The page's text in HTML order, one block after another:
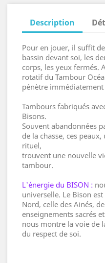
Description
Pour en jouer, il suffit
bassin devant soi, les
corps, les yeux fermés.
rotatif du Tambour
pénètre immédiatement
Tambours fabriqués
Bisons.
Souvent abandonnées
de la chasse, ces
rituel,
trouvent une nouvelle
tambour.
L'énergie du BISON :
universelle. Le Bison
Nord, celle des Ainés,
enseignements sacrés
nous montre la voie de
du respect de soi.